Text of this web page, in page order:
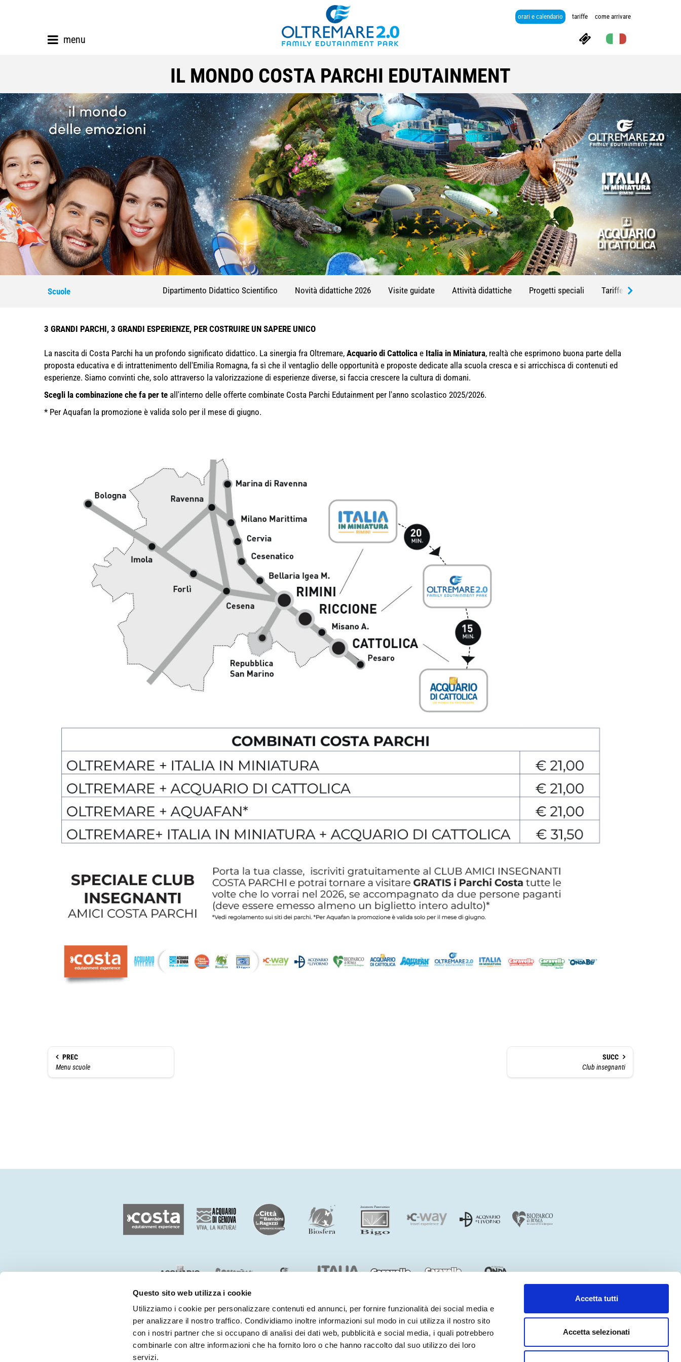
Questo sito web utilizza i cookie
Utilizziamo i cookie per personalizzare contenuti ed annunci, per fornire funzionalità dei social media e
per analizzare il nostro traffico. Condividiamo inoltre informazioni sul modo in cui utilizza il nostro sito
con i nostri partner che si occupano di analisi dei dati web, pubblicità e social media, i quali potrebbero
combinarle con altre informazioni che ha fornito loro o che hanno raccolto dal suo utilizzo dei loro
servizi.
Accetta tutti
Accetta selezionati
menu
orari e calendario tariffe come arrivare
IL MONDO COSTA PARCHI EDUTAINMENT
Scuole Dipartimento Didattico Scientifico Novità didattiche 2026 Visite guidate Attività didattiche Progetti speciali Tariffe scuole
3 GRANDI PARCHI, 3 GRANDI ESPERIENZE, PER COSTRUIRE UN SAPERE UNICO
La nascita di Costa Parchi ha un profondo significato didattico. La sinergia fra Oltremare, Acquario di Cattolica e Italia in Miniatura, realtà che esprimono buona parte della
proposta educativa e di intrattenimento dell'Emilia Romagna, fa sì che il ventaglio delle opportunità e proposte dedicate alla scuola cresca e si arricchisca di contenuti ed
esperienze. Siamo convinti che, solo attraverso la valorizzazione di esperienze diverse, si faccia crescere la cultura di domani.
Scegli la combinazione che fa per te all'interno delle offerte combinate Costa Parchi Edutainment per l'anno scolastico 2025/2026.
* Per Aquafan la promozione è valida solo per il mese di giugno.
PREC
Menu scuole
SUCC
Club insegnanti
©Oltremare- P.iva 03362540100 - REA 333033